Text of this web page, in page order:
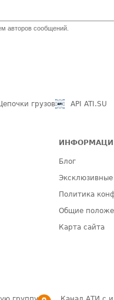
авторов сообщений.
грузов API ATI.SU
Блог
Политика
Общие
Карта сайта